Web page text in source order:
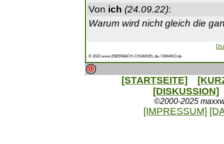
Von ich (24.09.22):
Warum wird nicht gleich die
© 2022 www.EBERBACH-CHANNEL.de / OMANO.de
[STARTSEITE]
[DISKUSSION]
©2000-2025
[IMPRESSUM]